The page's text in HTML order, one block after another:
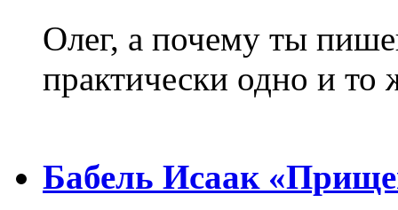
Олег, а почему ты
практически одно и то
Бабель Исаак